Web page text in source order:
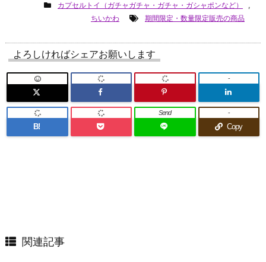
カプセルトイ（ガチャガチャ・ガチャ・ガシャポンなど）
,
ちいかわ
期間限定・数量限定販売の商品
よろしければシェアお願いします
-
B!
Send
Copy
-
関連記事